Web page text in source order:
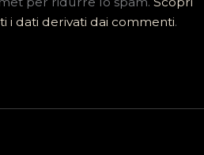
i dati derivati dai commenti.